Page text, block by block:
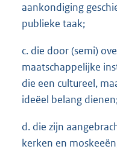
aankondiging
publieke taak;
c. die door (semi)
maatschappelijke
die een cultureel,
ideëel belang
d. die zijn
kerken en